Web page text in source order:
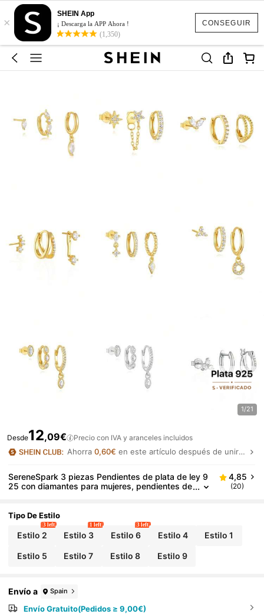
CONSEGUIR
×
SHEIN App
¡ Descarga la APP Ahora !
(1,350)
1/21
Desde12,09€ Precio con IVA y aranceles incluidos
Ahorra 0,60€ en este artículo después de unirte.
SereneSpark 3 piezas Pendientes de plata de ley 9
25 con diamantes para mujeres, pendientes de
4,85
(20)
Tipo De Estilo
Estilo 2
3 left
Estilo 3
1 left
Estilo 6
3 left
Estilo 4 Estilo 1
Estilo 5 Estilo 7 Estilo 8 Estilo 9
Envío a Spain
Envío Gratuito(Pedidos ≥ 9,00€)